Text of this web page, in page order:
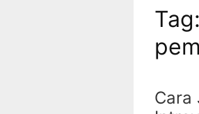
Tag:
Cara